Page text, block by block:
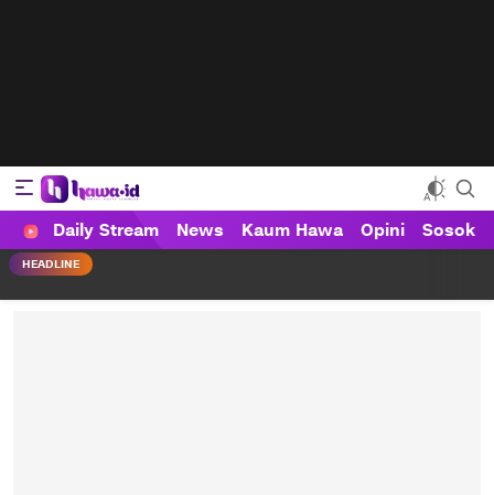
HAWA
Haluan Wanita Indonesia
Daily Stream News Kaum Hawa Opini Sosok
HEADLINE